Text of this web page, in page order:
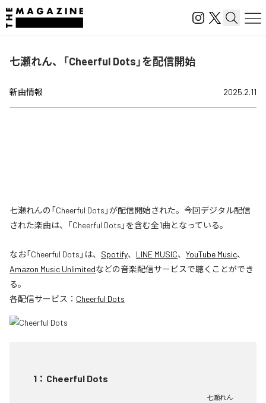
七瀬れん、「Cheerful Dots」を配信開始
新曲情報 2025.2.11
七瀬れんの「Cheerful Dots」が配信開始された。今回デジタル配信
された楽曲は、「Cheerful Dots」を含む全1曲となっている。
なお「Cheerful Dots 」は、 Spotify、 LINE MUSIC、 YouTube Music、
Amazon Music Unlimitedなどの音楽配信サービスで聴くことができ
る。
各配信サービス： Cheerful Dots
1 ： Cheerful Dots
七瀬れん